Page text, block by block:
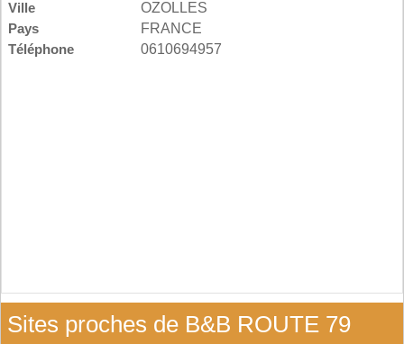
Ville
OZOLLES
Pays
FRANCE
Téléphone
0610694957
Sites proches de B&B ROUTE 79